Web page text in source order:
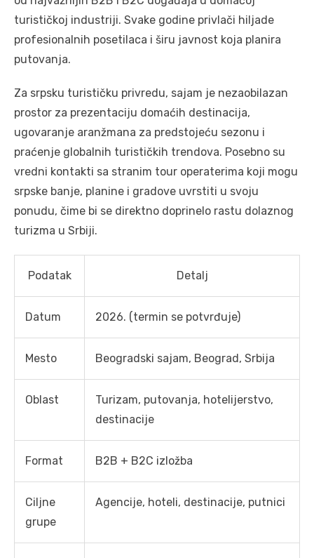
turističkoj industriji. Svake godine privlači hiljade
profesionalnih posetilaca i širu javnost koja planira
putovanja.
Za srpsku turističku privredu, sajam je nezaobilazan
prostor za prezentaciju domaćih destinacija,
ugovaranje aranžmana za predstojeću sezonu i
praćenje globalnih turističkih trendova. Posebno su
vredni kontakti sa stranim tour operaterima koji mogu
srpske banje, planine i gradove uvrstiti u svoju
ponudu, čime bi se direktno doprinelo rastu dolaznog
turizma u Srbiji.
Podatak Detalj
Datum 2026. (termin se potvrđuje)
Mesto Beogradski sajam, Beograd, Srbija
Oblast
Turizam, putovanja, hotelijerstvo,
destinacije
Format B2B + B2C izložba
Ciljne
grupe
Agencije, hoteli, destinacije, putnici